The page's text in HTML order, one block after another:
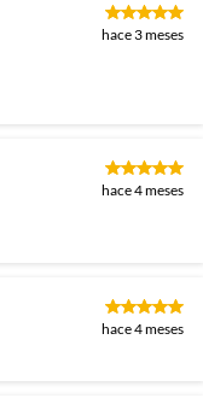
hace 3 meses
hace 4 meses
hace 4 meses